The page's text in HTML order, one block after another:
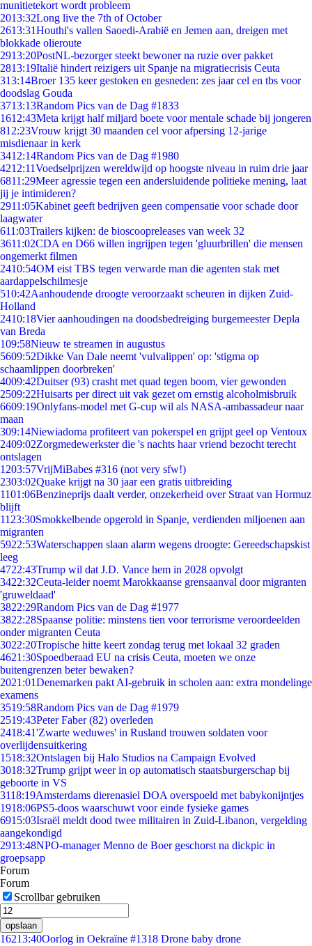
munitietekort wordt probleem
2013:32Long live the 7th of October
2613:31Houthi's vallen Saoedi-Arabië en Jemen aan, dreigen met
blokkade olieroute
2913:20PostNL-bezorger steekt bewoner na ruzie over pakket
2813:19Italië hindert reizigers uit Spanje na migratiecrisis Ceuta
313:14Broer 135 keer gestoken en gesneden: zes jaar cel en tbs voor
doodslag Gouda
3713:13Random Pics van de Dag #1833
1612:43Meta krijgt half miljard boete voor mentale schade bij jongeren
812:23Vrouw krijgt 30 maanden cel voor afpersing 12-jarige
misdienaar in kerk
3412:14Random Pics van de Dag #1980
4212:11Voedselprijzen wereldwijd op hoogste niveau in ruim drie jaar
6811:29Meer agressie tegen een andersluidende politieke mening, laat
jij je intimideren?
2911:05Kabinet geeft bedrijven geen compensatie voor schade door
laagwater
611:03Trailers kijken: de bioscoopreleases van week 32
3611:02CDA en D66 willen ingrijpen tegen 'gluurbrillen' die mensen
ongemerkt filmen
2410:54OM eist TBS tegen verwarde man die agenten stak met
aardappelschilmesje
510:42Aanhoudende droogte veroorzaakt scheuren in dijken Zuid-
Holland
2410:18Vier aanhoudingen na doodsbedreiging burgemeester Depla
van Breda
109:58Nieuw te streamen in augustus
5609:52Dikke Van Dale neemt 'vulvalippen' op: 'stigma op
schaamlippen doorbreken'
4009:42Duitser (93) crasht met quad tegen boom, vier gewonden
2509:22Huisarts per direct uit vak gezet om ernstig alcoholmisbruik
6609:19Onlyfans-model met G-cup wil als NASA-ambassadeur naar
maan
309:14Niewiadoma profiteert van pokerspel en grijpt geel op Ventoux
2409:02Zorgmedewerkster die 's nachts haar vriend bezocht terecht
ontslagen
1203:57VrijMiBabes #316 (not very sfw!)
2303:02Quake krijgt na 30 jaar een gratis uitbreiding
1101:06Benzineprijs daalt verder, onzekerheid over Straat van Hormuz
blijft
11 23:30Smokkelbende opgerold in Spanje, verdienden miljoenen aan
migranten
5922:53Waterschappen slaan alarm wegens droogte: Gereedschapskist
leeg
4722:43Trump wil dat J.D. Vance hem in 2028 opvolgt
3422:32Ceuta-leider noemt Marokkaanse grensaanval door migranten
'gruweldaad'
3822:29Random Pics van de Dag #1977
3822:28Spaanse politie: minstens tien voor terrorisme veroordeelden
onder migranten Ceuta
3022:20Tropische hitte keert zondag terug met lokaal 32 graden
4621:30Spoedberaad EU na crisis Ceuta, moeten we onze
buitengrenzen beter bewaken?
2021:01Denemarken pakt AI-gebruik in scholen aan: extra mondelinge
examens
3519:58Random Pics van de Dag #1979
2519:43Peter Faber (82) overleden
2418:41'Zwarte weduwes' in Rusland trouwen soldaten voor
overlijdensuitkering
1518:32Ontslagen bij Halo Studios na Campaign Evolved
3018:32Trump grijpt weer in op automatisch staatsburgerschap bij
geboorte in VS
3118:19Amsterdams dierenasiel DOA overspoeld met babykonijntjes
1918:06PS5-doos waarschuwt voor einde fysieke games
6915:03Israël meldt dood twee militairen in Zuid-Libanon, vergelding
aangekondigd
2913:48NPO-manager Menno de Boer geschorst na dickpic in
groepsapp
Forum
Forum
Scrollbar gebruiken
opslaan
16213:40Oorlog in Oekraïne #1318 Drone baby drone